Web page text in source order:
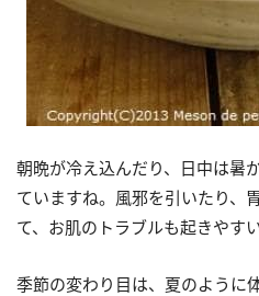
朝晩が冷え込んだり、日中は暑
ていますね。風邪を引いたり、
て、お肌のトラブルも起きやす
季節の変わり目は、夏のように